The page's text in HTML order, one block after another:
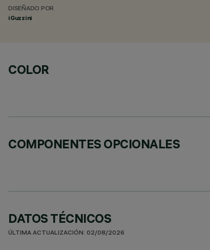
DISEÑADO POR
iGuzzini
COLOR
COMPONENTES OPCIONALES
DATOS TÉCNICOS
ÚLTIMA ACTUALIZACIÓN: 02/08/2026